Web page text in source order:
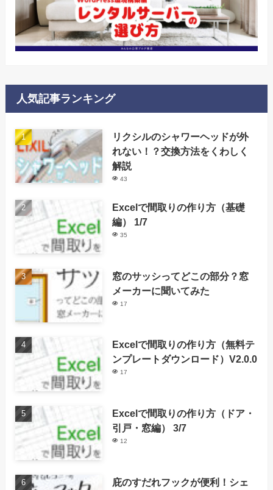
人気記事ランキング
リクシルのシャワーヘッドが外
れない！？交換方法をくわしく
解説
43
Excelで間取りの作り方（基礎
編） 1/7
35
窓のサッシってどこの部分？窓
メーカーに聞いてみた
17
Excelで間取りの作り方（無料テ
ンプレートダウンロード）V2.0.0
17
Excelで間取りの作り方（ドア・
引戸・窓編） 3/7
12
庇のすだれフックが便利！シェ